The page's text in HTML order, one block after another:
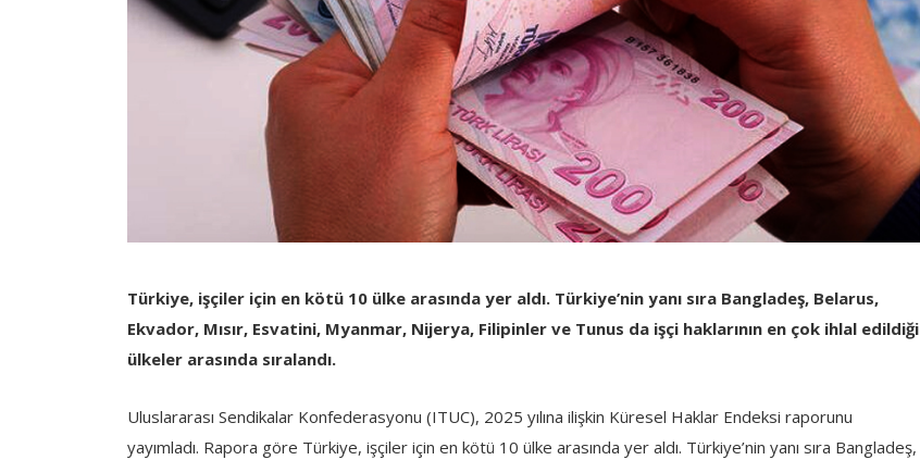
Türkiye, işçiler için en kötü 10 ülke arasında yer aldı. Türkiye’nin yanı sıra Bangladeş, Belarus,
Ekvador, Mısır, Esvatini, Myanmar, Nijerya, Filipinler ve Tunus da işçi haklarının en çok ihlal edildiği
ülkeler arasında sıralandı.
Uluslararası Sendikalar Konfederasyonu (ITUC), 2025 yılına ilişkin Küresel Haklar Endeksi raporunu
yayımladı. Rapora göre Türkiye, işçiler için en kötü 10 ülke arasında yer aldı. Türkiye’nin yanı sıra Bangladeş,